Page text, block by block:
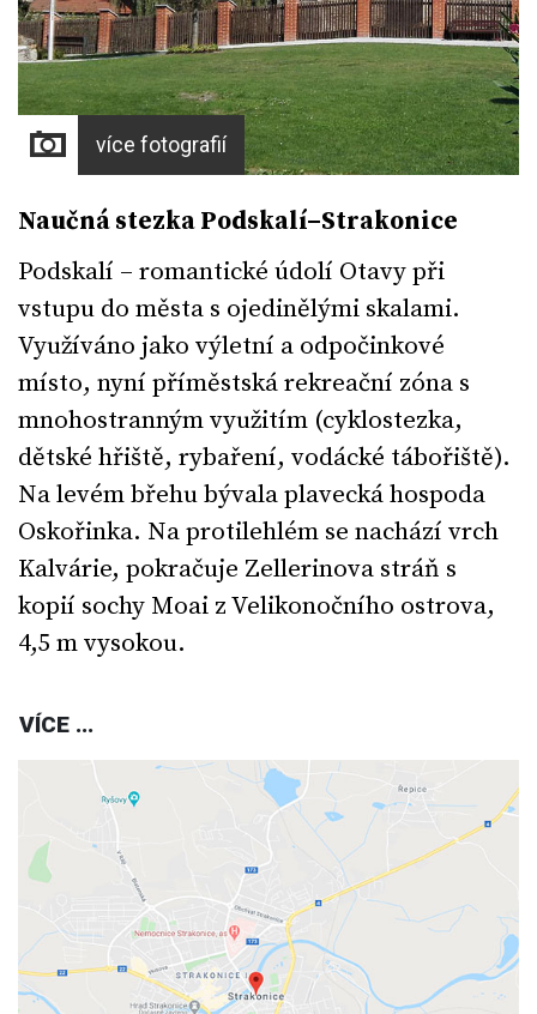
více fotografií
Naučná stezka Podskalí–Strakonice
Podskalí – romantické údolí Otavy při
vstupu do města s ojedinělými skalami.
Využíváno jako výletní a odpočinkové
místo, nyní příměstská rekreační zóna s
mnohostranným využitím (cyklostezka,
dětské hřiště, rybaření, vodácké tábořiště).
Na levém břehu bývala plavecká hospoda
Oskořinka. Na protilehlém se nachází vrch
Kalvárie, pokračuje Zellerinova stráň s
kopií sochy Moai z Velikonočního ostrova,
4,5 m vysokou.
VÍCE ...